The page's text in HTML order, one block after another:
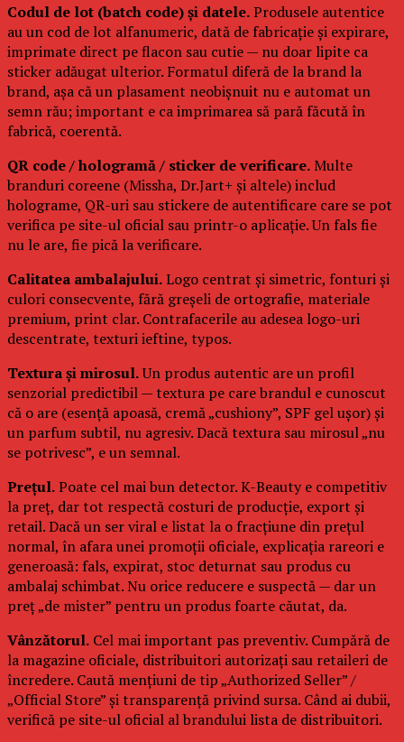
Codul de lot (batch code) și datele.Produsele autentice
au un cod de lot alfanumeric, dată de fabricație și expirare,
imprimate direct pe flacon sau cutie — nu doar lipite ca
sticker adăugat ulterior. Formatul diferă de la brand la
brand, așa că un plasament neobișnuit nu e automat un
semn rău; important e ca imprimarea să pară făcută în
fabrică, coerentă.
QR code / hologramă / sticker de verificare.Multe
branduri coreene (Missha, Dr.Jart+ și altele) includ
holograme, QR-uri sau stickere de autentificare care se pot
verifica pe site-ul oficial sau printr-o aplicație. Un fals fie
nu le are, fie pică la verificare.
Calitatea ambalajului.Logo centrat și simetric, fonturi și
culori consecvente, fără greșeli de ortografie, materiale
premium, print clar. Contrafacerile au adesea logo-uri
descentrate, texturi ieftine, typos.
Textura și mirosul.Un produs autentic are un profil
senzorial predictibil — textura pe care brandul e cunoscut
că o are (esență apoasă, cremă „cushiony”, SPF gel ușor) și
un parfum subtil, nu agresiv. Dacă textura sau mirosul „nu
se potrivesc”, e un semnal.
Prețul.Poate cel mai bun detector. K-Beauty e competitiv
la preț, dar tot respectă costuri de producție, export și
retail. Dacă un ser viral e listat la o fracțiune din prețul
normal, în afara unei promoții oficiale, explicația rareori e
generoasă: fals, expirat, stoc deturnat sau produs cu
ambalaj schimbat. Nu orice reducere e suspectă — dar un
preț „de mister” pentru un produs foarte căutat, da.
Vânzătorul. Cel mai important pas preventiv. Cumpără de
la magazine oficiale, distribuitori autorizați sau retaileri de
încredere. Caută mențiuni de tip „Authorized Seller” /
„Official Store” și transparență privind sursa. Când ai dubii,
verifică pe site-ul oficial al brandului lista de distribuitori.